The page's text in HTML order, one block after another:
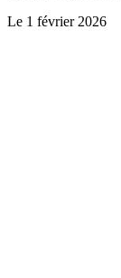
Le 1 février 2026